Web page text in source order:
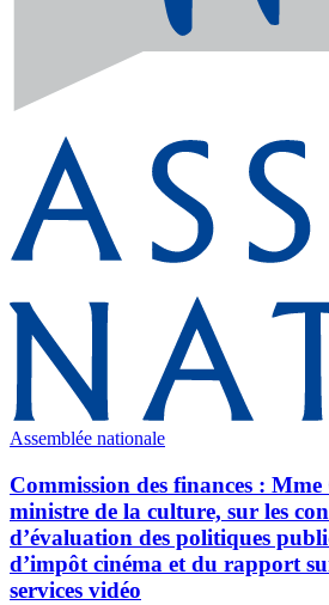
Assemblée nationale
Commission des finances :
ministre de la culture, sur les
d’évaluation des politiques
d’impôt cinéma et du rapport
services vidéo